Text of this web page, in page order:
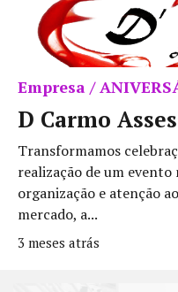
Empresa /
D Carmo
Transformamos
realização de um
organização e atenção
mercado, a...
3 meses atrás